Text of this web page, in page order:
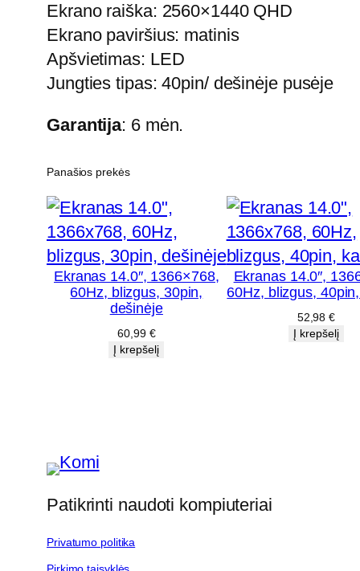
Ekrano raiška: 2560×1440 QHD
Ekrano paviršius: matinis
Apšvietimas: LED
Jungties tipas: 40pin/ dešinėje pusėje
Garantija: 6 mėn.
Panašios prekės
Ekranas 14.0″, 1366×768,
60Hz, blizgus, 30pin,
dešinėje
60,99 €
Į krepšelį
Ekranas 14.0″,
60Hz, blizgus,
52,98€
Į krepšelį
Patikrinti naudoti kompiuteriai
Privatumo politika